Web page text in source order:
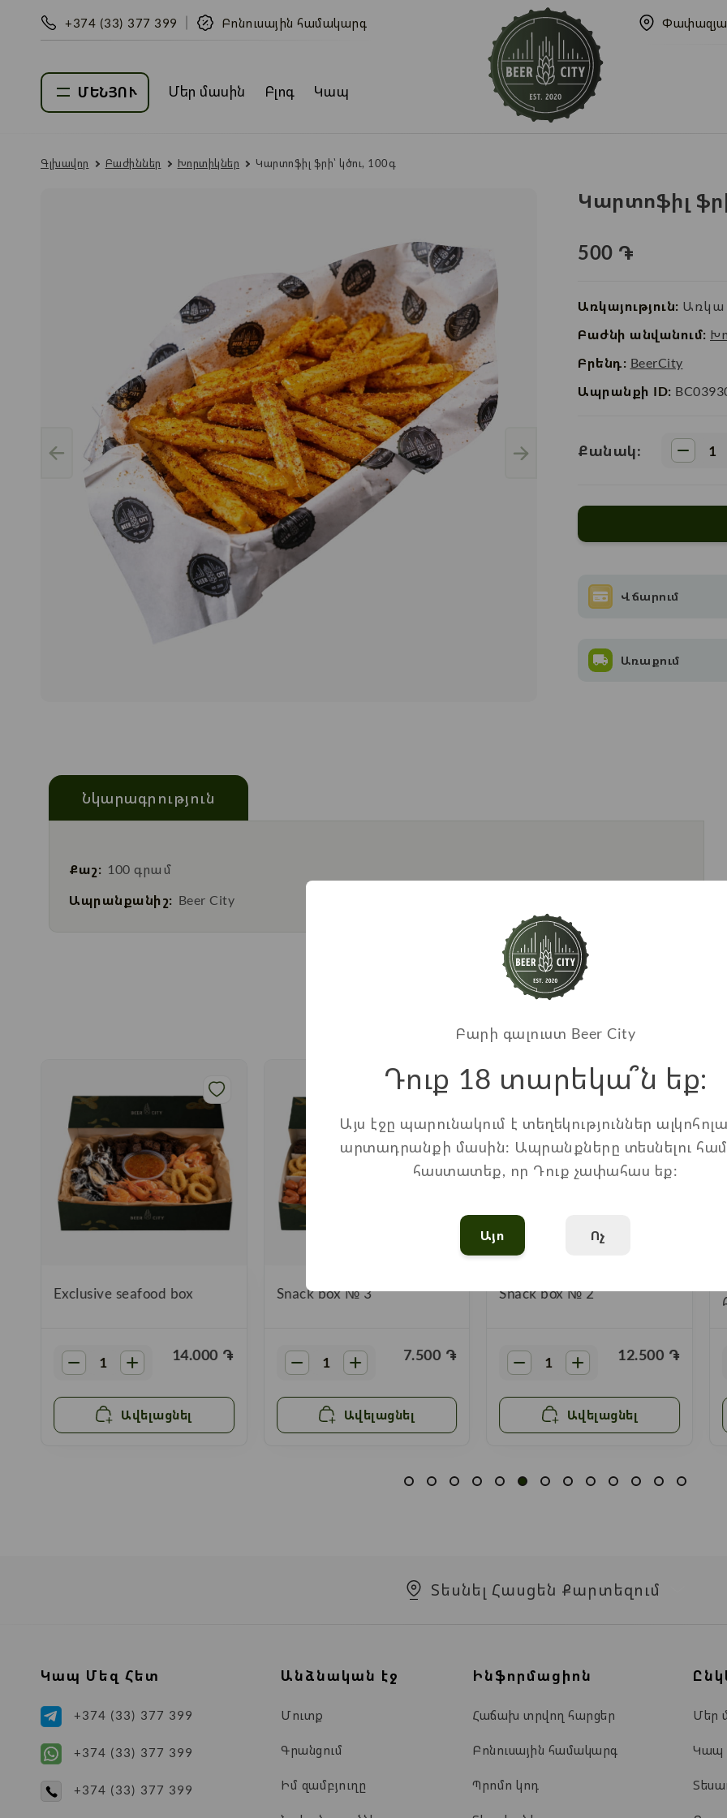
+374 (33) 377 399 Բոնուսային համակարգ
ՄԵՆՅՈՒ Մեր մասին Բլոգ Կապ
Գլխավոր Բաժիններ Խորտիկներ Կարտոֆիլ ֆրի՝ կծու, 100գ
Կարտոֆիլ
500 ֏
Առկայություն: Առկա
Բաժնի անվանում:
Բրենդ: BeerCity
Ապրանքի ID:
Քանակ:
Վճարում
Առաքում
Նկարագրություն
Քաշ: 100 գրամ
Ապրանքանիշ: Beer City
Exclusive seafood box
14.000 ֏
Ավելացնել
Snack box № 3
7.500 ֏
Ավելացնել
Snack box № 2
12.500 ֏
Ավելացնել
Տեսնել Հասցեն Քարտեզում
Կապ Մեզ Հետ
+374 (33) 377 399
+374 (33) 377 399
+374 (33) 377 399
Անձնական էջ
Մուտք
Գրանցում
Իմ զամբյուղը
Ինֆորմացիոն
Հաճախ տրվող հարցեր
Բոնուսային համակարգ
Պրոմո կոդ
Մեր
Կապ
Բարի գալուստ Beer City
Դուք 18 տարեկա՞ն եք։
Այս էջը պարունակում է տեղեկություններ
արտադրանքի մասին: Ապրանքները տեսնելու
հաստատեք, որ Դուք չափահաս եք:
Այո Ոչ